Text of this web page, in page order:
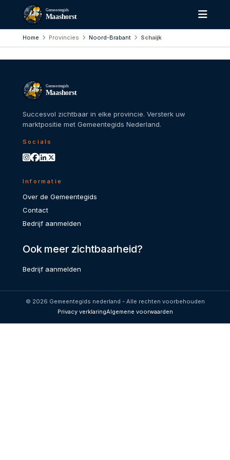
Gemeentegids
Maashorst
Home Provincies Noord-Brabant Schaijk
Gemeentegids
Maashorst
Succesvol zichtbaar in elke provincie. Versterk uw
marktpositie met Gemeentegids Nederland.
Socials
Informatie
Over de Gemeentegids
Contact
Bedrijf aanmelden
Ook meer zichtbaarheid?
Bedrijf aanmelden
© 2026 Gemeentegids nederland - Alle rechten voorbehouden
Privacy verklaringAlgemene voorwaarden